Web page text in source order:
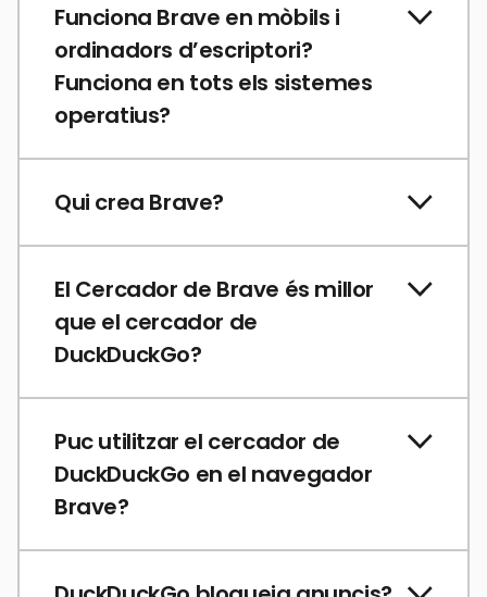
Funciona Brave en mòbils i
ordinadors d’escriptori?
Funciona en tots els sistemes
operatius?
Qui crea Brave?
El Cercador de Brave és millor
que el cercador de
DuckDuckGo?
Puc utilitzar el cercador de
DuckDuckGo en el navegador
Brave?